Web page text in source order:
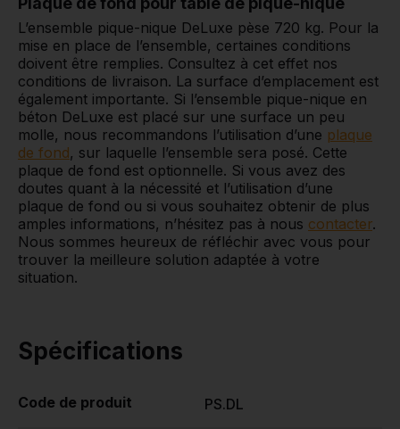
L’ensemble pique-nique DeLuxe pèse 720 kg. Pour la
mise en place de l’ensemble, certaines conditions
doivent être remplies. Consultez à cet effet nos
conditions de livraison. La surface d’emplacement est
également importante. Si l’ensemble pique-nique en
béton DeLuxe est placé sur une surface un peu
molle, nous recommandons l’utilisation d’une plaque
de fond, sur laquelle l’ensemble sera posé. Cette
plaque de fond est optionnelle. Si vous avez des
doutes quant à la nécessité et l’utilisation d’une
plaque de fond ou si vous souhaitez obtenir de plus
amples informations, n’hésitez pas à nous contacter.
Nous sommes heureux de réfléchir avec vous pour
trouver la meilleure solution adaptée à votre
situation.
Spécifications
Code de produit PS.DL